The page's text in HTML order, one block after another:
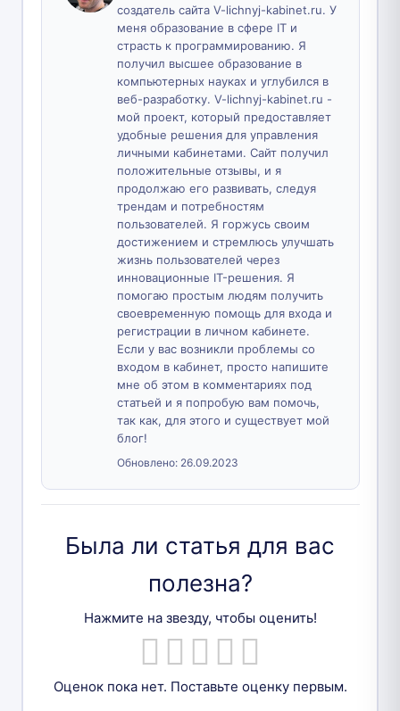
создатель сайта V-lichnyj-kabinet.ru. У
меня образование в сфере IT и
страсть к программированию. Я
получил высшее образование в
компьютерных науках и углубился в
веб-разработку. V-lichnyj-kabinet.ru -
мой проект, который предоставляет
удобные решения для управления
личными кабинетами. Сайт получил
положительные отзывы, и я
продолжаю его развивать, следуя
трендам и потребностям
пользователей. Я горжусь своим
достижением и стремлюсь улучшать
жизнь пользователей через
инновационные IT-решения. Я
помогаю простым людям получить
своевременную помощь для входа и
регистрации в личном кабинете.
Если у вас возникли проблемы со
входом в кабинет, просто напишите
мне об этом в комментариях под
статьей и я попробую вам помочь,
так как, для этого и существует мой
блог!
Обновлено: 26.09.2023
Была ли статья для вас
полезна?
Нажмите на звезду, чтобы оценить!
Оценок пока нет. Поставьте оценку первым.